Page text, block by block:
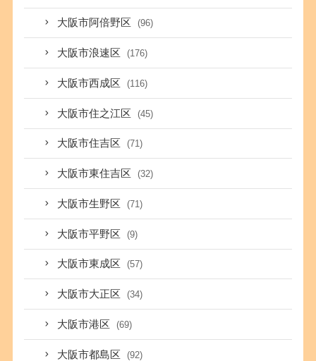
大阪市阿倍野区 (96)
大阪市浪速区 (176)
大阪市西成区 (116)
大阪市住之江区 (45)
大阪市住吉区 (71)
大阪市東住吉区 (32)
大阪市生野区 (71)
大阪市平野区 (9)
大阪市東成区 (57)
大阪市大正区 (34)
大阪市港区 (69)
大阪市都島区 (92)